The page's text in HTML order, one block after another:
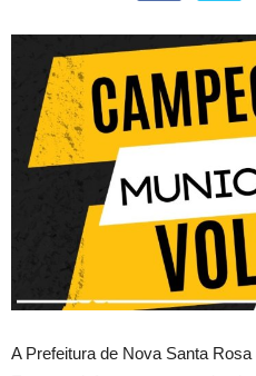
A Prefeitura de Nova Santa